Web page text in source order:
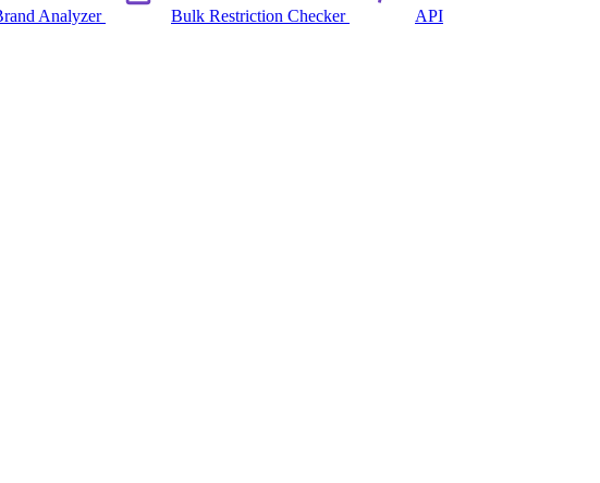
Analyzer Bulk Restriction Checker
API